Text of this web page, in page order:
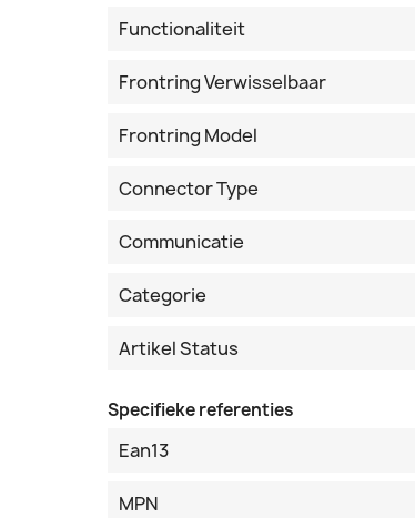
Functionaliteit
Frontring Verwisselbaar
Frontring Model
Connector Type
Communicatie
Categorie
Artikel Status
Specifieke referenties
Ean13
MPN